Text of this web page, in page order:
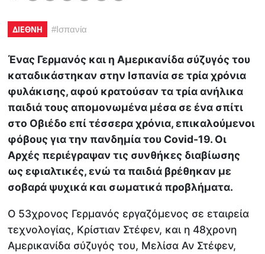
ΔΙΕΘΝΗ #Ισπανία
Ένας Γερμανός και η Αμερικανίδα σύζυγός του
καταδικάστηκαν στην Ισπανία σε τρία χρόνια
φυλάκισης, αφού κρατούσαν τα τρία ανήλικα
παιδιά τους απομονωμένα μέσα σε ένα σπίτι
στο Οβιέδο επί τέσσερα χρόνια, επικαλούμενοι
φόβους για την πανδημία του Covid-19. Οι
Αρχές περιέγραψαν τις συνθήκες διαβίωσης
ως εφιαλτικές, ενώ τα παιδιά βρέθηκαν με
σοβαρά ψυχικά και σωματικά προβλήματα.
Ο 53χρονος Γερμανός εργαζόμενος σε εταιρεία
τεχνολογίας, Κρίστιαν Στέφεν, και η 48χρονη
Αμερικανίδα σύζυγός του, Μελίσα Αν Στέφεν,